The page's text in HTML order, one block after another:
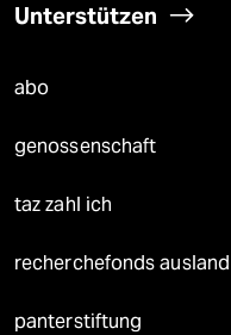
Unterstützen
abo
genossenschaft
taz zahl ich
recherchefonds ausland
panterstiftung